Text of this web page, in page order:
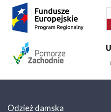
Odzież damska